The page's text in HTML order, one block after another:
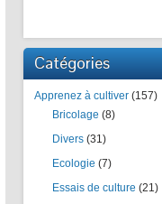
Catégories
Apprenez à cultiver (157)
Bricolage (8)
Divers (31)
Ecologie (7)
Essais de culture (21)